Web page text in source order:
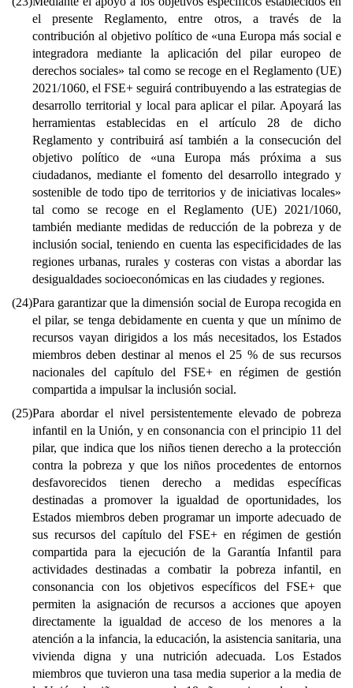
el presente Reglamento, entre otros, a través de la
contribución al objetivo político de «una Europa más social e
integradora mediante la aplicación del pilar europeo de
derechos sociales» tal como se recoge en el Reglamento (UE)
2021/1060, el FSE+ seguirá contribuyendo a las estrategias de
desarrollo territorial y local para aplicar el pilar. Apoyará las
herramientas establecidas en el artículo 28 de dicho
Reglamento y contribuirá así también a la consecución del
objetivo político de «una Europa más próxima a sus
ciudadanos, mediante el fomento del desarrollo integrado y
sostenible de todo tipo de territorios y de iniciativas locales»
tal como se recoge en el Reglamento (UE) 2021/1060,
también mediante medidas de reducción de la pobreza y de
inclusión social, teniendo en cuenta las especificidades de las
regiones urbanas, rurales y costeras con vistas a abordar las
desigualdades socioeconómicas en las ciudades y regiones.
(24)Para garantizar que la dimensión social de Europa recogida en
el pilar, se tenga debidamente en cuenta y que un mínimo de
recursos vayan dirigidos a los más necesitados, los Estados
miembros deben destinar al menos el 25 % de sus recursos
nacionales del capítulo del FSE+ en régimen de gestión
compartida a impulsar la inclusión social.
(25)Para abordar el nivel persistentemente elevado de pobreza
infantil en la Unión, y en consonancia con el principio 11 del
pilar, que indica que los niños tienen derecho a la protección
contra la pobreza y que los niños procedentes de entornos
desfavorecidos tienen derecho a medidas específicas
destinadas a promover la igualdad de oportunidades, los
Estados miembros deben programar un importe adecuado de
sus recursos del capítulo del FSE+ en régimen de gestión
compartida para la ejecución de la Garantía Infantil para
actividades destinadas a combatir la pobreza infantil, en
consonancia con los objetivos específicos del FSE+ que
permiten la asignación de recursos a acciones que apoyen
directamente la igualdad de acceso de los menores a la
atención a la infancia, la educación, la asistencia sanitaria, una
vivienda digna y una nutrición adecuada. Los Estados
miembros que tuvieron una tasa media superior a la media de